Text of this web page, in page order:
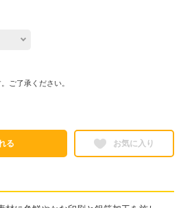
ご了承ください。
る お気に入り